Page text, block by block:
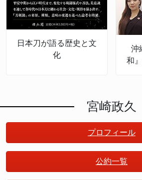
日本刀が語る歴史と文
化
沖
和
宮崎政久
プロフィール
公約一覧